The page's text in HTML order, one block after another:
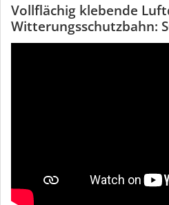
Vollflächig klebende
Witterungsschutzbahn: